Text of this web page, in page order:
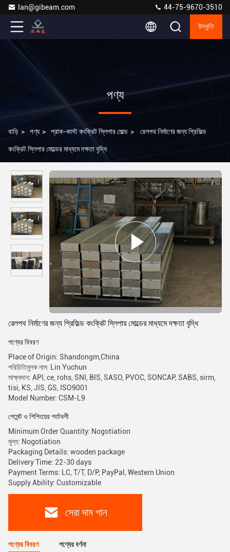
lan@gibeam.com 44-75-9670-3510
উদ্ধৃতি
পণ্য
বাড়ি > পণ্য > প্রাক-কাস্ট কংক্রিট স্লিপার মোল্ড > রেলপথ নির্মাণের জন্য প্রিফিল্ড
কংক্রিট স্লিপার মোল্ডের মাধ্যমে দক্ষতা বৃদ্ধি
রেলপথ নির্মাণের জন্য প্রিফিল্ড কংক্রিট স্লিপার মোল্ডের মাধ্যমে দক্ষতা বৃদ্ধি
পণ্যের বিবরণ
Place of Origin: Shandongm,China
পরিচিতিমুলক নাম: Lin Yuchun
সাক্ষ্যদান: API, ce, rohs, SNI, BIS, SASO, PVOC, SONCAP, SABS, sirm,
tisi, KS, JIS, GS, ISO9001
Model Number: CSM-L9
পেমেন্ট ও শিপিংয়ের শর্তাবলী
Minimum Order Quantity: Nogotiation
মূল্য: Nogotiation
Packaging Details: wooden package
Delivery Time: 22-30 days
Payment Terms: LC, T/T, D/P, PayPal, Western Union
Supply Ability: Customizable
সেরা দাম পান
পণ্যের বিবরণ পণ্যের বর্ণনা